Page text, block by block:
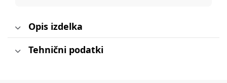
Opis izdelka
Tehnični podatki